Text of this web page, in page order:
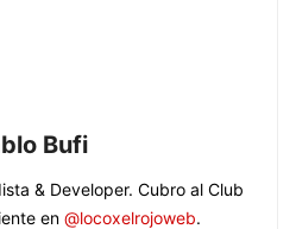
Bufi
& Developer. Cubro al Club
en @locoxelrojoweb.